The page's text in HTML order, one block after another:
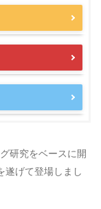
研究をベースに開
遂げて登場しまし